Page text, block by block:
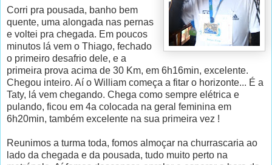
Corri pra pousada, banho bem
quente, uma alongada nas pernas
e voltei pra chegada. Em poucos
minutos lá vem o Thiago, fechado
o primeiro desafrio dele, e a
primeira prova acima de 30 Km, em 6h16min, excelente.
Chegou inteiro. Aí o William começa a fitar o horizonte... É a
Taty, lá vem chegando. Chega como sempre elétrica e
pulando, ficou em 4a colocada na geral feminina em
6h20min, também excelente na sua primeira vez !
Reunimos a turma toda, fomos almoçar na churrascaria ao
lado da chegada e da pousada, tudo muito perto na